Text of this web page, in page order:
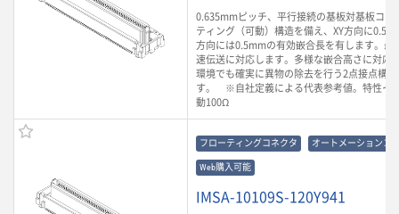
0.635mmピッチ、平行接続の基板対基板コネ
ティング（可動）構造を備え、XY方向に
方向には0.5mmの有効嵌合長を有します。
速伝送に対応します。多様な嵌合高さに対応
環境でも確実に異物の除去を行う2点接点構
す。 ※自社定義による代表参考値。特性イ
動100Ω
フローティングコネクタ オートメーションコ
Web購入可能
IMSA-10109S-120Y941